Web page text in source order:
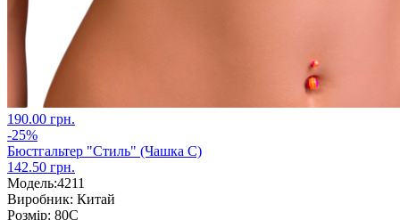
190.00 грн.
-25%
Бюстгальтер "Стиль" (Чашка С)
142.50 грн.
Модель:4211
Виробник: Китай
Розмір: 80С